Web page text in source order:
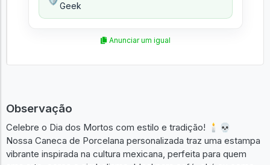
Geek
Anunciar um igual
Observação
Celebre o Dia dos Mortos com estilo e tradição! 🕯💀
Nossa Caneca de Porcelana personalizada traz uma estampa
vibrante inspirada na cultura mexicana, perfeita para quem